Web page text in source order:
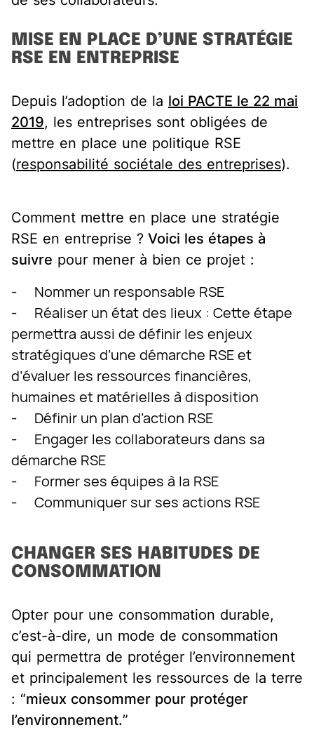
MISE EN PLACE D’UNE STRATÉGIE
RSE EN ENTREPRISE
Depuis l’adoption de la loi PACTE le 22 mai
2019, les entreprises sont obligées de
mettre en place une politique RSE
(responsabilité sociétale des entreprises).
Comment mettre en place une stratégie
RSE en entreprise ? Voici les étapes à
suivre pour mener à bien ce projet :
- Nommer un responsable RSE
- Réaliser un état des lieux : Cette étape
permettra aussi de définir les enjeux
stratégiques d’une démarche RSE et
d’évaluer les ressources financières,
humaines et matérielles à disposition
- Définir un plan d’action RSE
- Engager les collaborateurs dans sa
démarche RSE
- Former ses équipes à la RSE
- Communiquer sur ses actions RSE
CHANGER SES HABITUDES DE
CONSOMMATION
Opter pour une consommation durable,
c’est-à-dire, un mode de consommation
qui permettra de protéger l’environnement
et principalement les ressources de la terre
: “mieux consommer pour protéger
l’environnement.”